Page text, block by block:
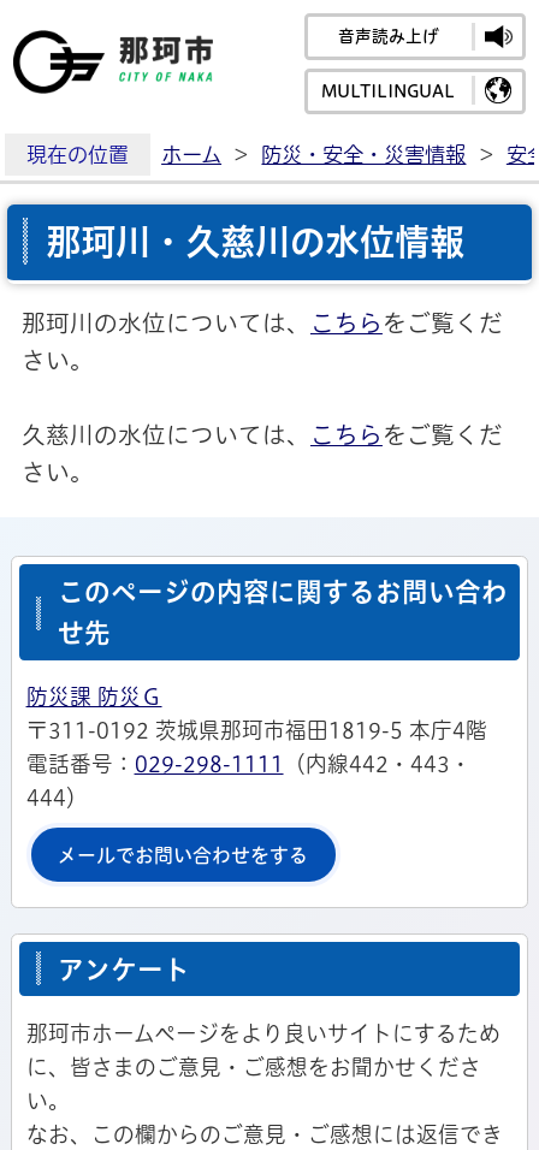
那珂市公式ホームペ
音声読み上げ
MULTILINGUAL
現在の位置 ホーム > 防災・安全・災害情報 > 安
那珂川・久慈川の水位情報
那珂川の水位については、 こちら をご覧くだ
さい。
久慈川の水位については、 こちら をご覧くだ
さい。
このページの内容に関するお問い合わ
せ先
防災課 防災Ｇ
〒311-0192 茨城県那珂市福田1819-5 本庁4階
電話番号： 029-298-1111
（内線442・443・
444）
メールでお問い合わせをする
アンケート
那珂市ホームページをより良いサイトにするため
に、皆さまのご意見・ご感想をお聞かせくださ
い。
なお、この欄からのご意見・ご感想には返信でき